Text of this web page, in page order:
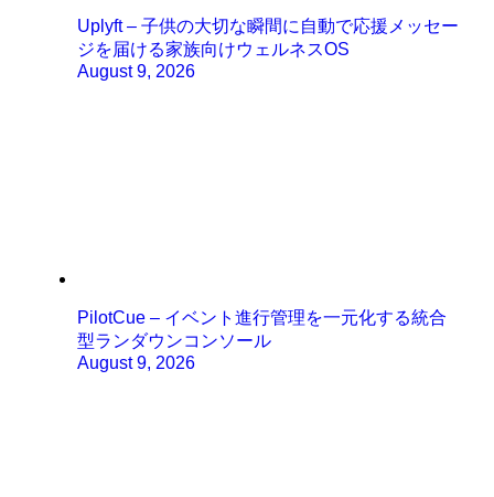
Uplyft – 子供の大切な瞬間に自動で応援メッセー
ジを届ける家族向けウェルネスOS
August 9, 2026
PilotCue – イベント進行管理を一元化する統合
型ランダウンコンソール
August 9, 2026